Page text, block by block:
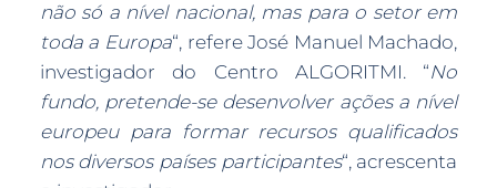
não só a nível nacional, mas para o setor em
toda a Europa“, refere José Manuel Machado,
investigador do Centro ALGORITMI. “No
fundo, pretende-se desenvolver ações a nível
europeu para formar recursos qualificados
nos diversos países participantes“, acrescenta